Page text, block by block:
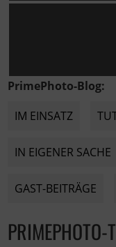
PrimePhoto-Blog:
IM EINSATZ
IN EIGENER SACHE
GAST-BEITRÄGE